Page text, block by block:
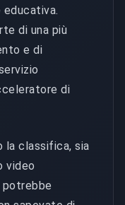
di una più
e di
di
la classifica, sia
video